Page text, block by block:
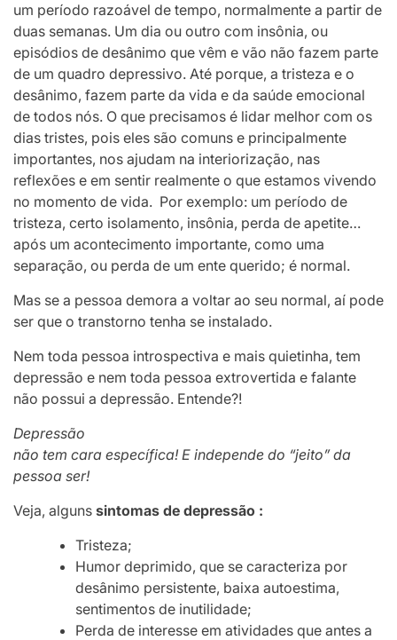
um período razoável de tempo, normalmente a partir de
duas semanas. Um dia ou outro com insônia, ou
episódios de desânimo que vêm e vão não fazem parte
de um quadro depressivo. Até porque, a tristeza e o
desânimo, fazem parte da vida e da saúde emocional
de todos nós. O que precisamos é lidar melhor com os
dias tristes, pois eles são comuns e principalmente
importantes, nos ajudam na interiorização, nas
reflexões e em sentir realmente o que estamos vivendo
no momento de vida. Por exemplo: um período de
tristeza, certo isolamento, insônia, perda de apetite…
após um acontecimento importante, como uma
separação, ou perda de um ente querido; é normal.
Mas se a pessoa demora a voltar ao seu normal, aí pode
ser que o transtorno tenha se instalado.
Nem toda pessoa introspectiva e mais quietinha, tem
depressão e nem toda pessoa extrovertida e falante
não possui a depressão. Entende?!
Depressão
não tem cara específica! E independe do “jeito” da
pessoa ser!
Veja, alguns sintomas de depressão :
Tristeza;
Humor deprimido, que se caracteriza por
desânimo persistente, baixa autoestima,
sentimentos de inutilidade;
Perda de interesse em atividades que antes a